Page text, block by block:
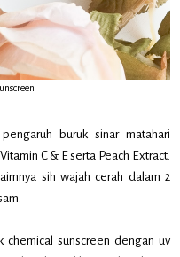
buruk sinar matahari
C & E serta Peach Extract.
sih wajah cerah dalam 2
chemical sunscreen dengan uv